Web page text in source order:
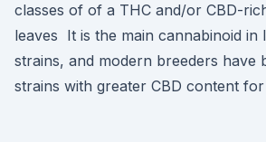
classes of of a THC and/or CBD-
leaves It is the main cannabinoid in
strains, and modern breeders have
strains with greater CBD content for